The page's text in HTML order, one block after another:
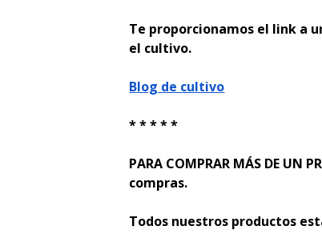
Te proporcionamos el link a
el cultivo.
Blog de cultivo
* * * * *
PARA COMPRAR MÁS DE UN
compras.
Todos nuestros productos